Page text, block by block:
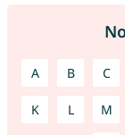
A B C
K L M